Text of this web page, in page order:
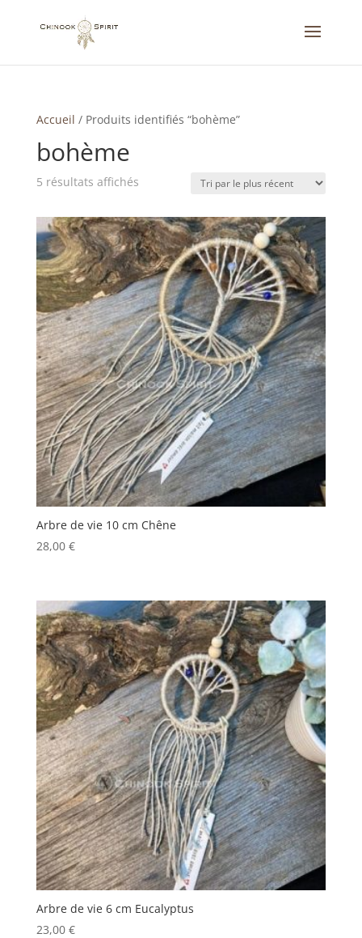
Accueil / Produits identifiés “bohème”
bohème
5 résultats affichésTrié
plus
récent
au
plus
ancien
Arbre de vie 10 cm Chêne
28,00 €
Arbre de vie 6 cm Eucalyptus
23,00 €